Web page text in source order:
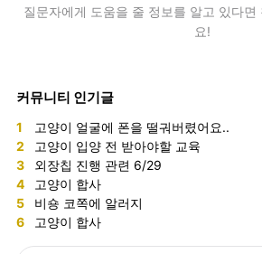
질문자에게 도움을 줄 정보를 알고 있다면
요!
커뮤니티 인기글
1 고양이 얼굴에 폰을 떨궈버렸어요..
2 고양이 입양 전 받아야할 교육
3 외장칩 진행 관련 6/29
4 고양이 합사
5 비숑 코쪽에 알러지
6 고양이 합사